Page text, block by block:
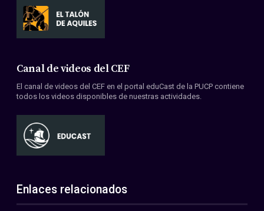
Canal de videos del CEF
El canal de videos del CEF en el portal eduCast de la PUCP contiene
todos los videos disponibles de nuestras actividades.
Enlaces relacionados